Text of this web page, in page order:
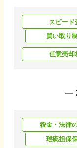
スピード
買い取り
任意売却
税金・法律
瑕疵担保